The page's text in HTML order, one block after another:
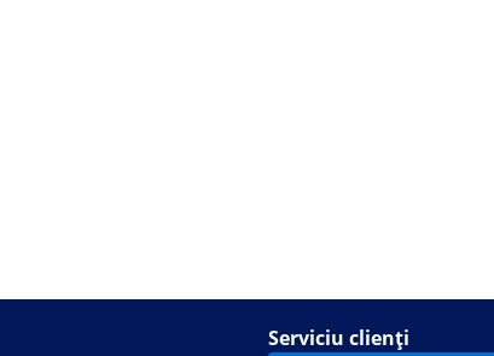
Serviciu clienți